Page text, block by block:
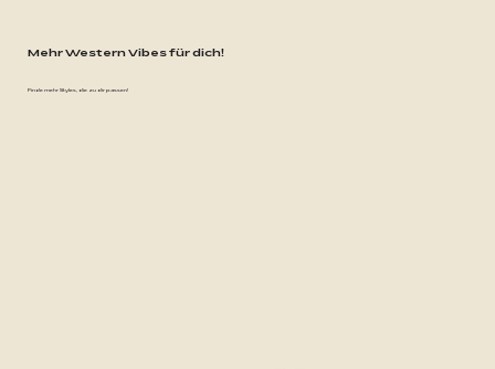
Mehr Western Vibes für dich!
Finde mehr Styles, die zu dir passen!